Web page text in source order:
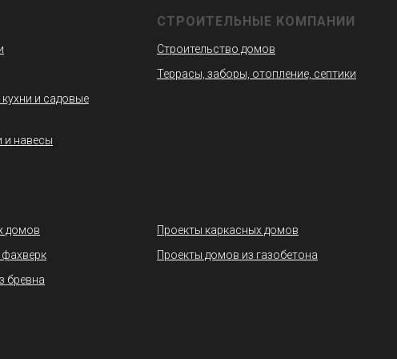
кухни и садовые
и навесы
СТРОИТЕЛЬНЫЕ КОМПАНИИ
Строительство домов
Террасы, заборы, отопление, септики
домов
бревна
Проекты каркасных домов
Проекты домов из газобетона